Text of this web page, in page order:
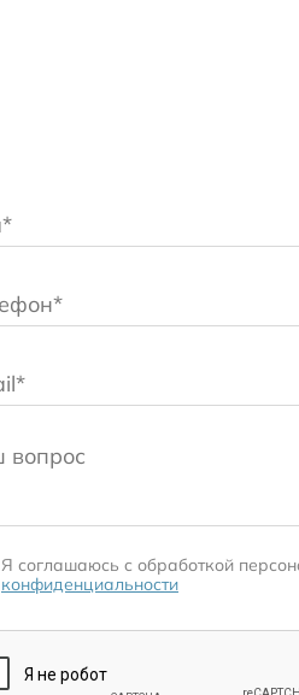
Я соглашаюсь c обработкой
конфиденциальности